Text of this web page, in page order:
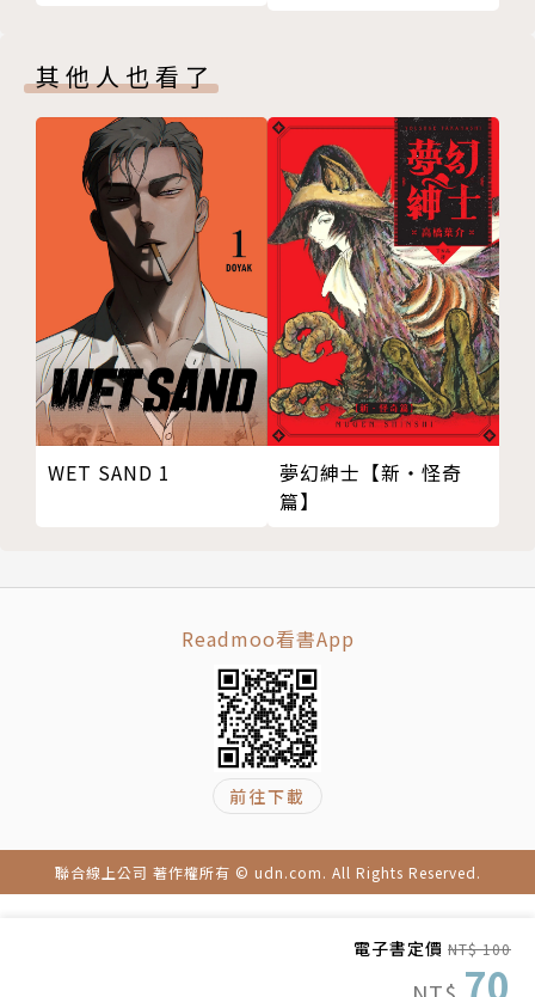
電子書定價 NT$ 100
70
其他人也看了
WET SAND 1
夢幻紳士【新‧怪奇
篇】
Readmoo看書App
前往下載
聯合線上公司 著作權所有 © udn.com. All Rights Reserved.